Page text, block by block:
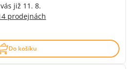
již 11. 8.
prodejnách
Do košíku